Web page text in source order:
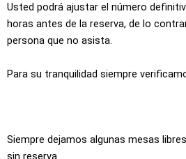
Usted podrá ajustar el número
horas antes de la reserva, de lo
persona que no asista.
Para su tranquilidad siempre
Siempre dejamos algunas mesas
sin reserva